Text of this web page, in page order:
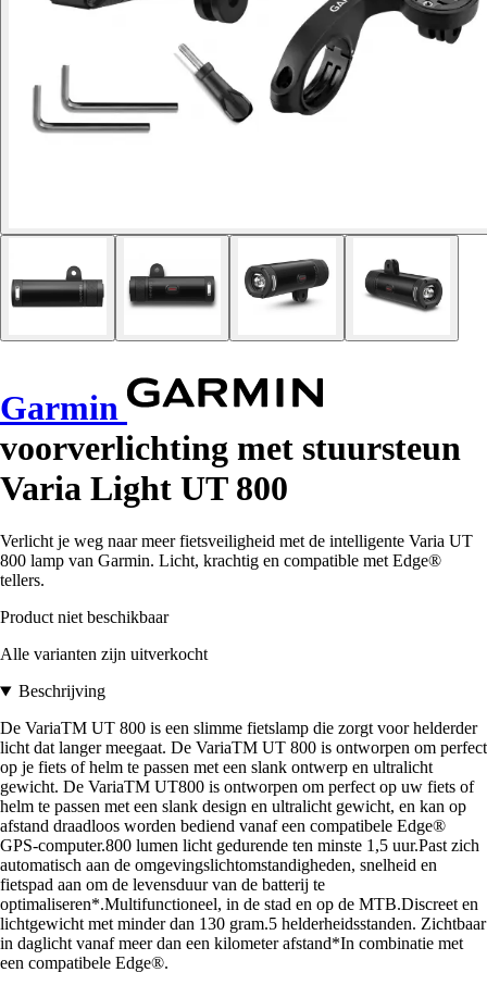
Garmin
voorverlichting met stuursteun
Varia Light UT 800
Verlicht je weg naar meer fietsveiligheid met de intelligente Varia UT
800 lamp van Garmin. Licht, krachtig en compatible met Edge®
tellers.
Product niet beschikbaar
Alle varianten zijn uitverkocht
Beschrijving
De VariaTM UT 800 is een slimme fietslamp die zorgt voor helderder
licht dat langer meegaat. De VariaTM UT 800 is ontworpen om perfect
op je fiets of helm te passen met een slank ontwerp en ultralicht
gewicht. De VariaTM UT800 is ontworpen om perfect op uw fiets of
helm te passen met een slank design en ultralicht gewicht, en kan op
afstand draadloos worden bediend vanaf een compatibele Edge®
GPS-computer.800 lumen licht gedurende ten minste 1,5 uur.Past zich
automatisch aan de omgevingslichtomstandigheden, snelheid en
fietspad aan om de levensduur van de batterij te
optimaliseren*.Multifunctioneel, in de stad en op de MTB.Discreet en
lichtgewicht met minder dan 130 gram.5 helderheidsstanden. Zichtbaar
in daglicht vanaf meer dan een kilometer afstand*In combinatie met
een compatibele Edge®.